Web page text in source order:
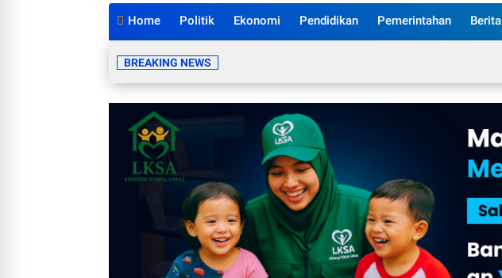
Home Politik Ekonomi Pendidikan Pemerintahan Berita
BREAKING NEWS